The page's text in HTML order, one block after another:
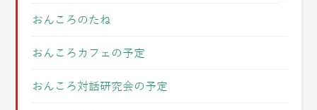
おんころのたね
おんころカフェの予定
おんころ対話研究会の予定